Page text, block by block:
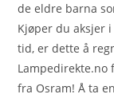
de eldre barna
Kjøper du aksjer
tid, er dette å
Lampedirekte.no
fra Osram! Å ta